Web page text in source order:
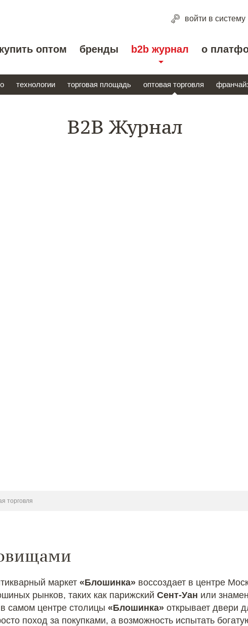
войти в систему
купить оптом бренды b2b журнал о
технологии торговая площадь оптовая торговля
B2B Журнал
торговля
маркет «Блошинка» воссоздает в центре
рынков, таких как парижский Сент-Уан или
самом центре столицы «Блошинка» открывает двери
поход за покупками, а возможность испытать